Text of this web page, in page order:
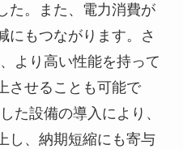
た。また、電力消費が
にもつながります。さ
より高い性能を持って
させることも可能で
た設備の導入により、
し、納期短縮にも寄与